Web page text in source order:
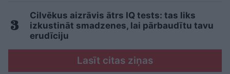
Cilvēkus aizrāvis ātrs IQ tests: tas liks
izkustināt smadzenes, lai pārbaudītu tavu
erudīciju
Lasīt citas ziņas